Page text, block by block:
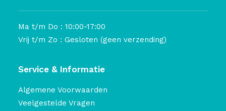
Ma t/m Do : 10:00-17:00
Vrij t/m Zo : Gesloten (geen verzending)
Service & Informatie
Algemene Voorwaarden
Veelgestelde Vragen